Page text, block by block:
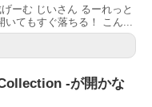
ーむ じいさん るーれっと
てもすぐ落ちる！ こん...
-が開かな